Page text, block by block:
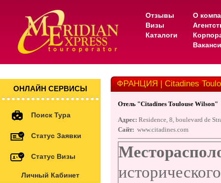
Отзывы
Визы
Каталоги
О
ОНЛАЙН СЕРВИСЫ
Поиск Тура
Статус Заявки
Статус Визы
Личный Кабинет
ФРАНЦИЯ | Citadines
Отель "Citadines Toulouse Wilson"
Адрес: Residence, 8, boulevard de
Сайт: www.citadines.com